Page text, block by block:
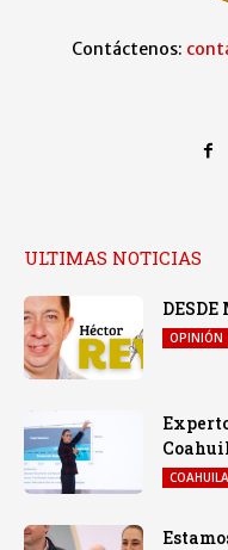
Contáctenos:
ULTIMAS NOTICIAS
DESDE
OPINIÓN
COAHUILA